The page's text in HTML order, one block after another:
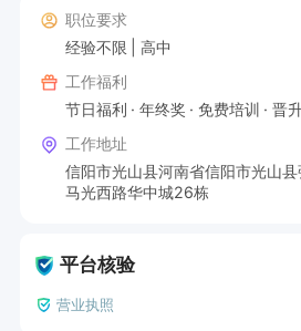
职位要求
经验不限
高中
工作福利
节日福利
年终奖 免费培训
晋
工作地址
信阳市光山县河南省信阳市光山县
马光西路华中城26栋
平台核验
营业执照